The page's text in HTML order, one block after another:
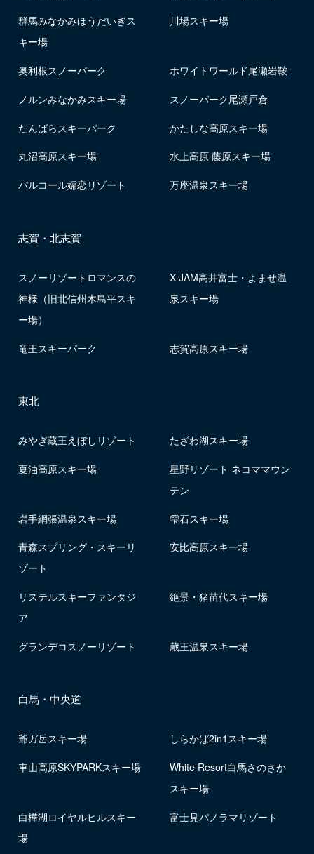
群馬みなかみほうだいぎス
キー場
川場スキー場
奥利根スノーパーク ホワイトワールド尾瀬岩鞍
ノルンみなかみスキー場 スノーパーク尾瀬戸倉
たんばらスキーパーク かたしな高原スキー場
丸沼高原スキー場 水上高原 藤原スキー場
パルコール嬬恋リゾート 万座温泉スキー場
志賀・北志賀
スノーリゾートロマンスの
神様（旧北信州木島平スキ
ー場）
X-JAM高井富士・よませ温
泉スキー場
竜王スキーパーク 志賀高原スキー場
東北
みやぎ蔵王えぼしリゾート たざわ湖スキー場
夏油高原スキー場
星野リゾート ネコママウン
テン
岩手網張温泉スキー場 雫石スキー場
青森スプリング・スキーリ
ゾート
安比高原スキー場
リステルスキーファンタジ
ア
絶景・猪苗代スキー場
グランデコスノーリゾート 蔵王温泉スキー場
白馬・中央道
爺ガ岳スキー場 しらかば2in1スキー場
車山高原SKYPARKスキー場
White Resort白馬さのさか
スキー場
白樺湖ロイヤルヒルスキー
場
富士見パノラマリゾート